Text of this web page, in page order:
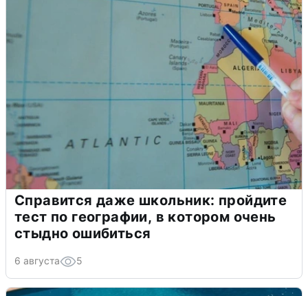
Справится даже школьник: пройдите
тест по географии, в котором очень
стыдно ошибиться
6 августа 5